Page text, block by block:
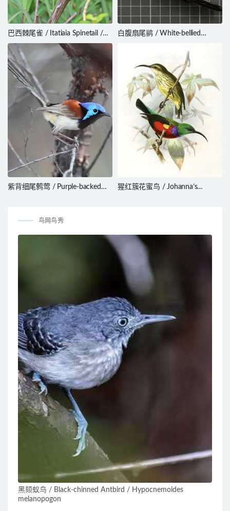
巴西棘尾雀 / Itatiaia Spinetail /
Asthenes moreirae
白腹扇尾鹟 / White-bellied
紫背细尾鹩莺 / Purple-backed
猩红簇花蜜鸟 / Johanna’s
鸟网鸟秀
黑颏蚁鸟 / Black-chinned Antbird / Hypocnemoides
melanopogon